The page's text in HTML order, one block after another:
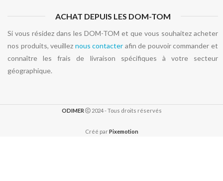
ACHAT DEPUIS LES DOM-TOM
Si vous résidez dans les DOM-TOM et que vous souhaitez acheter
nos produits, veuillez nous contacter afin de pouvoir commander et
connaître les frais de livraison spécifiques à votre secteur
géographique.
ODIMER 2024 - Tous droits réservés
Créé parPixemotion